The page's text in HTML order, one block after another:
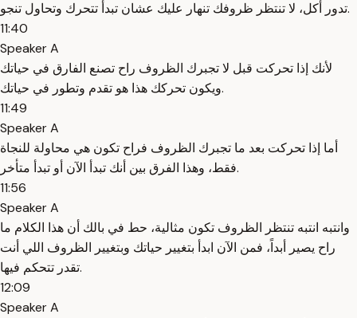
تدور أكل، لا تنتظر ظروفك تنهار عليك عشان تبدأ تتحرك وتحاول تنجو.
11:40
Speaker A
لأنك إذا تحركت قبل لا تجبرك الظروف راح تصنع الفارق في حياتك
ويكون تحركك هذا هو تقدم وتطور في حياتك.
11:49
Speaker A
أما إذا تحركت بعد ما تجبرك الظروف فراح تكون هي محاولة للنجاة
فقط، وهذا الفرق بين أنك تبدأ الآن أو تبدأ متأخر.
11:56
Speaker A
وانتبه انتبه تنتظر الظروف تكون مثالية، حط في بالك أن هذا الكلام ما
راح يصير أبداً، فمن الآن ابدأ بتغيير حياتك وبتغيير الظروف اللي أنت
تقدر تتحكم فيها.
12:09
Speaker A